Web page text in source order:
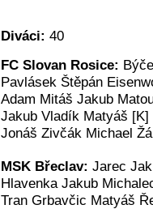
Diváci: 40
FC Slovan Rosice:
Pavlásek Štěpán
Adam Mitáš Jakub
Jakub Vladík Matyáš [K]
Jonáš Zivčák Michael
MSK Břeclav: Jarec
Hlavenka Jakub
Tran Grbavčic Matyáš